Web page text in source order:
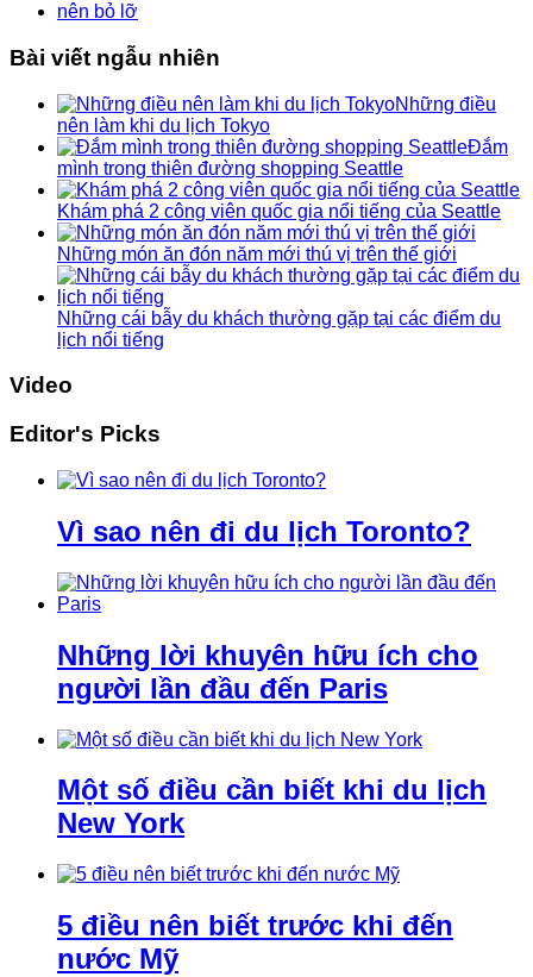
Bài viết ngẫu nhiên
Những điều
nên làm khi du lịch Tokyo
Đắm
mình trong thiên đường shopping Seattle
Khám phá 2 công viên quốc gia nổi tiếng của Seattle
Những món ăn đón năm mới thú vị trên thế giới
Những cái bẫy du khách thường gặp tại các điểm du
lịch nổi tiếng
Video
Editor's Picks
Vì sao nên đi du lịch Toronto?
Những lời khuyên hữu ích cho
người lần đầu đến Paris
Một số điều cần biết khi du lịch
New York
5 điều nên biết trước khi đến
nước Mỹ